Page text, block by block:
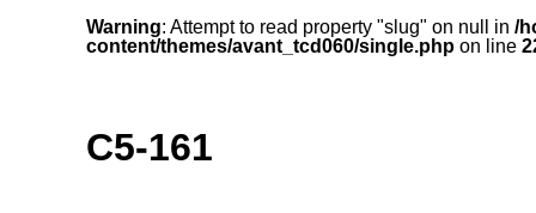
Warning: Attempt to read property "slug" on null in /
content/themes/avant_tcd060/single.php on line
C5-161